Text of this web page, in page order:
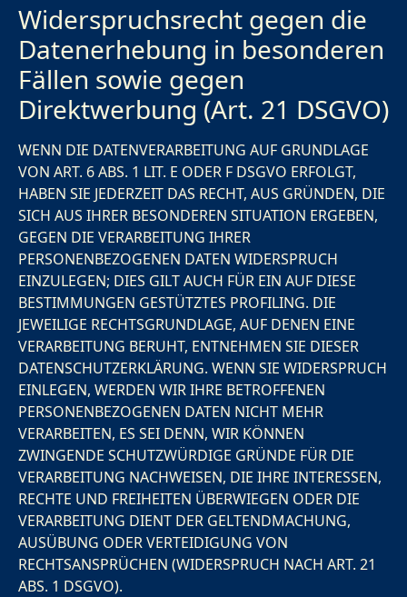
Widerspruchsrecht gegen die
Datenerhebung in besonderen
Fällen sowie gegen
Direktwerbung (Art. 21 DSGVO)
WENN DIE DATENVERARBEITUNG AUF GRUNDLAGE
VON ART. 6 ABS. 1 LIT. E ODER F DSGVO ERFOLGT,
HABEN SIE JEDERZEIT DAS RECHT, AUS GRÜNDEN, DIE
SICH AUS IHRER BESONDEREN SITUATION ERGEBEN,
GEGEN DIE VERARBEITUNG IHRER
PERSONENBEZOGENEN DATEN WIDERSPRUCH
EINZULEGEN; DIES GILT AUCH FÜR EIN AUF DIESE
BESTIMMUNGEN GESTÜTZTES PROFILING. DIE
JEWEILIGE RECHTSGRUNDLAGE, AUF DENEN EINE
VERARBEITUNG BERUHT, ENTNEHMEN SIE DIESER
DATENSCHUTZERKLÄRUNG. WENN SIE WIDERSPRUCH
EINLEGEN, WERDEN WIR IHRE BETROFFENEN
PERSONENBEZOGENEN DATEN NICHT MEHR
VERARBEITEN, ES SEI DENN, WIR KÖNNEN
ZWINGENDE SCHUTZWÜRDIGE GRÜNDE FÜR DIE
VERARBEITUNG NACHWEISEN, DIE IHRE INTERESSEN,
RECHTE UND FREIHEITEN ÜBERWIEGEN ODER DIE
VERARBEITUNG DIENT DER GELTENDMACHUNG,
AUSÜBUNG ODER VERTEIDIGUNG VON
RECHTSANSPRÜCHEN (WIDERSPRUCH NACH ART. 21
ABS. 1 DSGVO).